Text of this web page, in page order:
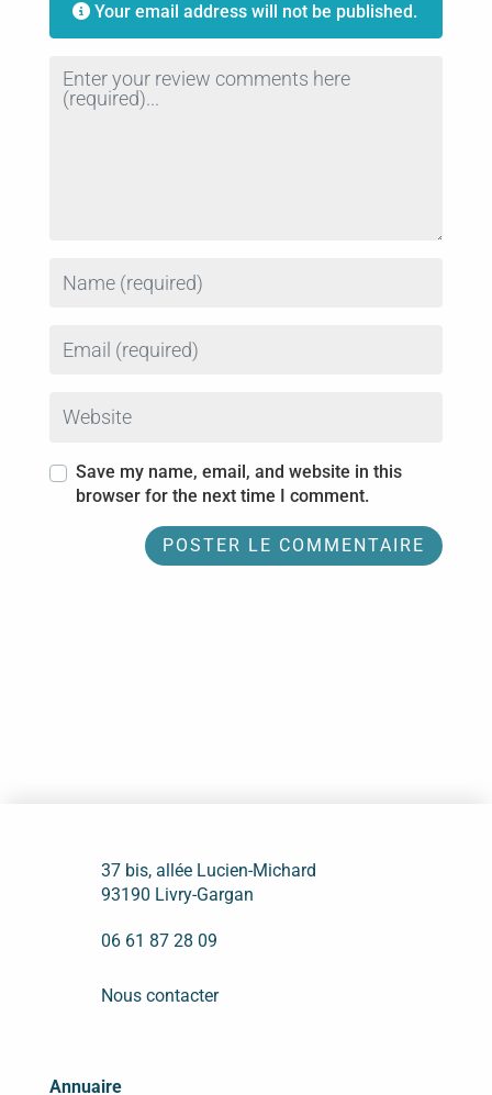
Your email address will not be published.
Review text
Save my name, email, and website in this
browser for the next time I comment.
37 bis, allée Lucien-Michard
93190 Livry-Gargan
06 61 87 28 09
Nous contacter
Annuaire